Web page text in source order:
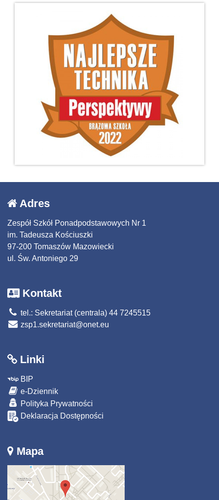
Adres
Zespół Szkół Ponadpodstawowych Nr 1
im. Tadeusza Kościuszki
97-200 Tomaszów Mazowiecki
ul. Św. Antoniego 29
Kontakt
tel.: Sekretariat (centrala) 44 7245515
zsp1.sekretariat@onet.eu
Linki
BIP
e-Dziennik
Polityka Prywatności
Deklaracja Dostępności
Mapa